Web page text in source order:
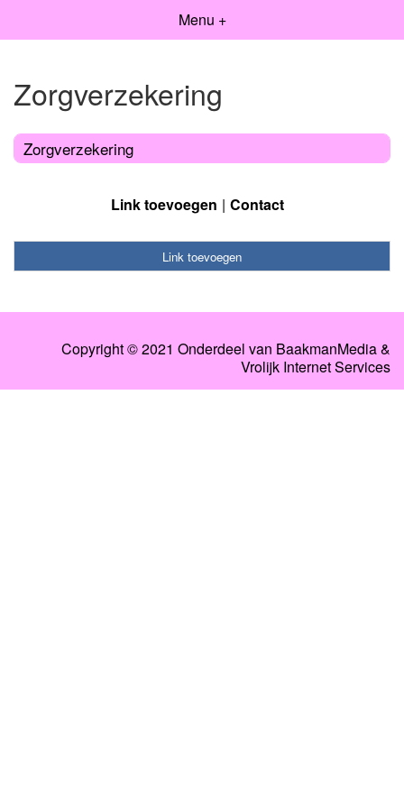
Menu +
Zorgverzekering
Zorgverzekering
Link toevoegen Contact
Link toevoegen
Copyright © 2021 Onderdeel van BaakmanMedia&
Vrolijk Internet Services